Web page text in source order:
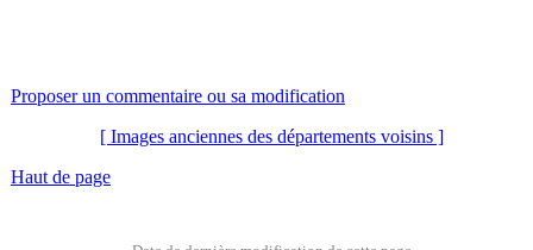
Proposer un commentaire ou sa modification
[ Images anciennes des départements voisins ]
Haut de page